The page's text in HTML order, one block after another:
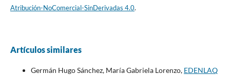
Atribución-NoComercial-SinDerivadas 4.0.
Artículos similares
Germán Hugo Sánchez, María Gabriela Lorenzo, EDENLAQ